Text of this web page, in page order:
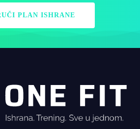
PLAN ISHRANE